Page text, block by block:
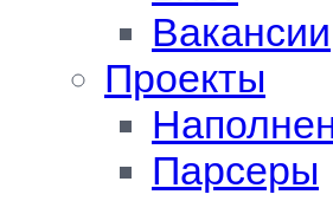
Вакансии
Проекты
Парсеры